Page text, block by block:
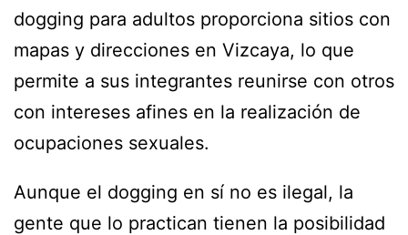
dogging para adultos proporciona sitios con
mapas y direcciones en Vizcaya, lo que
permite a sus integrantes reunirse con otros
con intereses afines en la realización de
ocupaciones sexuales.
Aunque el dogging en sí no es ilegal, la
gente que lo practican tienen la posibilidad